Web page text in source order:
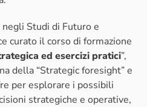
negli Studi di Futuro e
curato il corso di formazione
ed esercizi pratici”,
della “Strategic foresight” e
per esplorare i possibili
strategiche e operative,